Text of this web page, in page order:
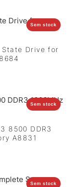
Sem stock
State Drive for
Sem stock
8500 DDR3
A8831
Sem stock